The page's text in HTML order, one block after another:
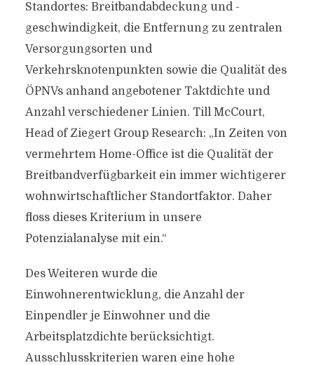
Standortes: Breitbandabdeckung und -
geschwindigkeit, die Entfernung zu zentralen
Versorgungsorten und
Verkehrsknotenpunkten sowie die Qualität des
ÖPNVs anhand angebotener Taktdichte und
Anzahl verschiedener Linien. Till McCourt,
Head of Ziegert Group Research: „In Zeiten von
vermehrtem Home-Office ist die Qualität der
Breitbandverfügbarkeit ein immer wichtigerer
wohnwirtschaftlicher Standortfaktor. Daher
floss dieses Kriterium in unsere
Potenzialanalyse mit ein.“
Des Weiteren wurde die
Einwohnerentwicklung, die Anzahl der
Einpendler je Einwohner und die
Arbeitsplatzdichte berücksichtigt.
Ausschlusskriterien waren eine hohe